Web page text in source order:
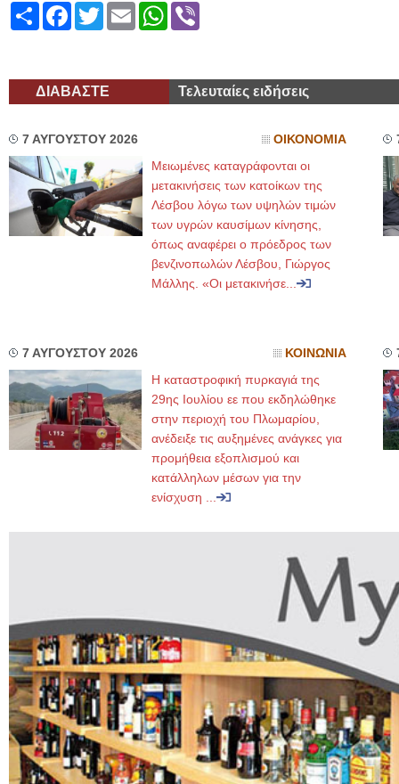
ShareFacebook
TwitterEmailWhatsApp
ΔΙΑΒΑΣΤΕ Τελευταίες ειδήσεις
7 ΑΥΓΟΥΣΤΟΥ 2026 ΟΙΚΟΝΟΜΙΑ
Μειωμένες καταγράφονται οι
μετακινήσεις των κατοίκων της
Λέσβου λόγω των υψηλών τιμών
των υγρών καυσίμων κίνησης,
όπως αναφέρει ο πρόεδρος των
βενζινοπωλών Λέσβου, Γιώργος
Μάλλης. «Οι μετακινήσε...
7 ΑΥΓΟΥΣΤΟΥ 2026 ΚΟΙΝΩΝΙΑ
Η καταστροφική πυρκαγιά της
29ης Ιουλίου εε που εκδηλώθηκε
στην περιοχή του Πλωμαρίου,
ανέδειξε τις αυξημένες ανάγκες για
προμήθεια εξοπλισμού και
κατάλληλων μέσων για την
ενίσχυση ...